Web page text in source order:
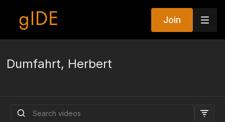
Join
Dumfahrt, Herbert